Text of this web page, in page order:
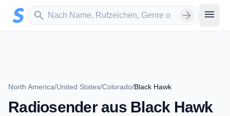
Zum Hauptinhalt springen
search
Sender suchen arrow_forward menu
North America/United States/Colorado/Black Hawk
Radiosender aus Black Hawk